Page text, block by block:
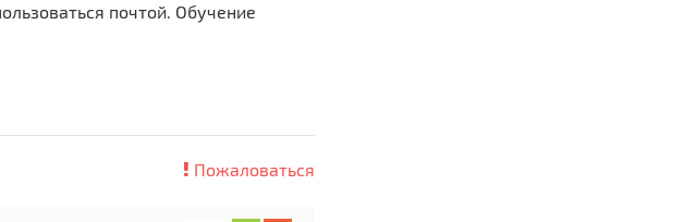
почтой. Обучение
Пожаловаться